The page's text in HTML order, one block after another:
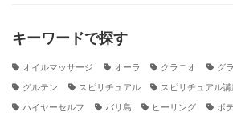
キーワードで探す
オイルマッサージ オーラ クラニオ グ
グルテン スピリチュアル スピリチュアル講
ハイヤーセルフ バリ島 ヒーリング ボ